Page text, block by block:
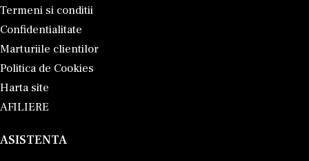
Termeni si conditii
Confidentialitate
Marturiile clientilor
Politica de Cookies
Harta site
AFILIERE
ASISTENTA